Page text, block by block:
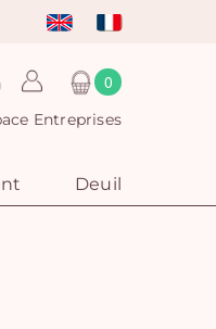
0
Entreprises
Deuil